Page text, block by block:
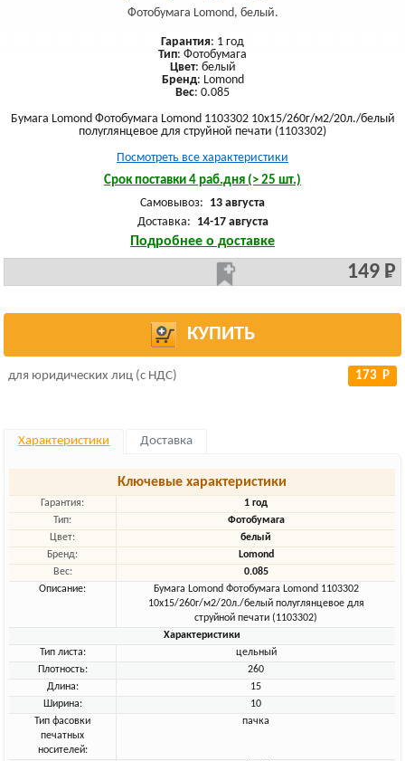
Фотобумага Lomond, белый.
Гарантия: 1 год
Тип: Фотобумага
Цвет: белый
Бренд: Lomond
Вес: 0.085
Бумага Lomond Фотобумага Lomond 1103302 10x15/260г/м2/20л./белый
полуглянцевое для струйной печати (1103302)
Посмотреть все характеристики
Срок поставки 4 раб.дня (> 25 шт.)
Самовывоз: 13 августа
Доставка: 14-17 августа
Подробнее о доставке
149 Р
КУПИТЬ
для юридических лиц (с НДС) 173 Р
Характеристики Доставка
Ключевые характеристики
Гарантия:
1 год
Тип:
Фотобумага
Цвет:
белый
Бренд:
Lomond
Вес:
0.085
Описание:
Бумага Lomond Фотобумага Lomond 1103302
10x15/260г/м2/20л./белый полуглянцевое для
струйной печати (1103302)
Характеристики
Тип листа:
цельный
Плотность:
260
Длина:
15
Ширина:
10
Тип фасовки
печатных
носителей:
пачка